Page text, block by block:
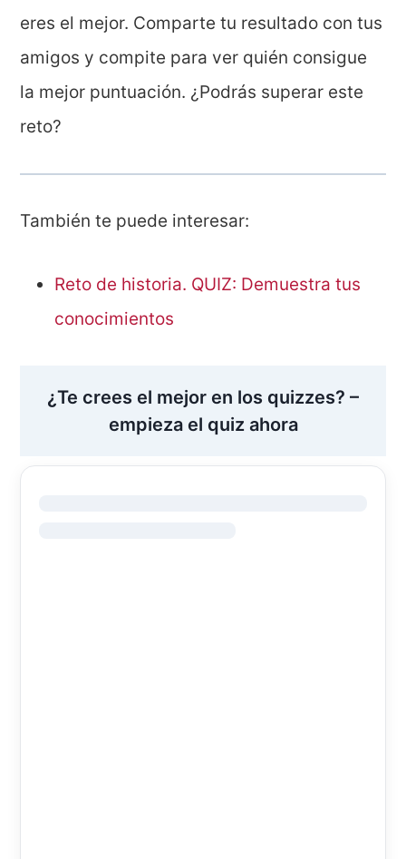
eres el mejor. Comparte tu resultado con tus
amigos y compite para ver quién consigue
la mejor puntuación. ¿Podrás superar este
reto?
También te puede interesar:
Reto de historia. QUIZ: Demuestra tus
conocimientos
¿Te crees el mejor en los quizzes? –
empieza el quiz ahora